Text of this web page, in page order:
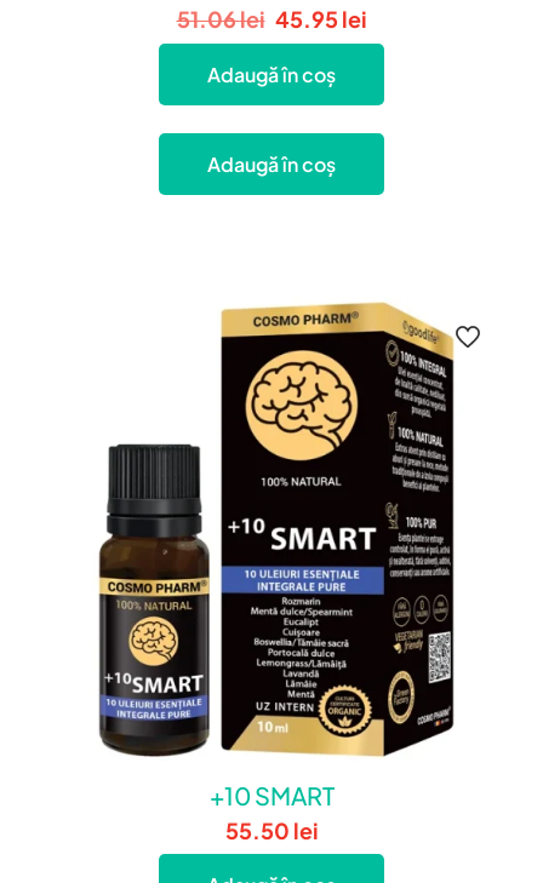
51.06lei 45.95 lei
Adaugă în coș
Adaugă în coș
+10 SMART
55.50 lei